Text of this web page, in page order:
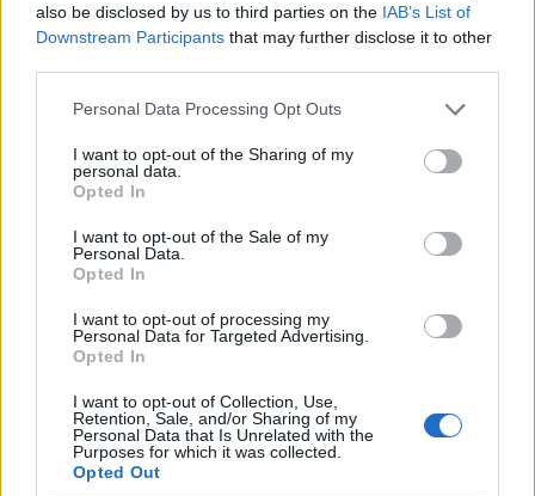
also be disclosed by us to third parties on the IAB’s List of
Downstream Participants that may further disclose it to other
Please note that this website/app uses one or more Google
not limited to your visit or usage behaviour. You may click to
grant or deny consent to Google and its third-party tags to
use your data for below specified purposes in below Google
consent section.
Personal Data Processing Opt Outs
I want to opt-out of the Sharing of my
personal data.
Opted In
I want to opt-out of the Sale of my
Personal Data.
Opted In
I want to opt-out of processing my
Personal Data for Targeted Advertising.
Opted In
I want to opt-out of Collection, Use,
Retention, Sale, and/or Sharing of my
Personal Data that Is Unrelated with the
Purposes for which it was collected.
Opted Out
Continua a leggere